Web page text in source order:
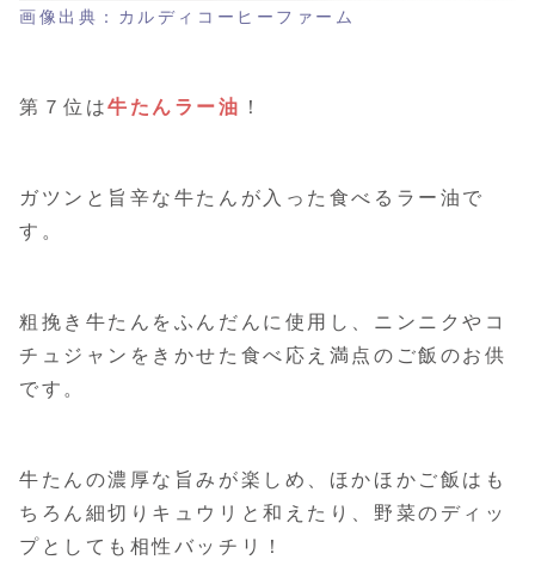
画像出典：カルディコーヒーファーム
第７位は牛たんラー油 ！
ガツンと旨辛な牛たんが入った食べるラー油で
す。
粗挽き牛たんをふんだんに使用し、ニンニクやコ
チュジャンをきかせた食べ応え満点のご飯のお供
です。
牛たんの濃厚な旨みが楽しめ、ほかほかご飯はも
ちろん細切りキュウリと和えたり、野菜のディッ
プとしても相性バッチリ！